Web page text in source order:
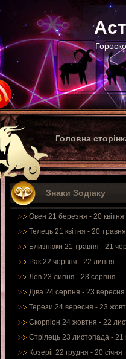
Головна
Знаки Зодіаку
Овен 21 березня - 20 квітня
Телець 21 квітня - 20 травня
Близнюки 21 травня - 21
Рак 22 червня - 22 липня
Лев 23 липня - 23 серпня
Діва 24 серпня - 23 вересня
Терези 24 вересня - 23
Скорпіон 24 жовтня - 22
Стрілець 23 листопада - 21
Козеріг 22 грудня - 20 січня